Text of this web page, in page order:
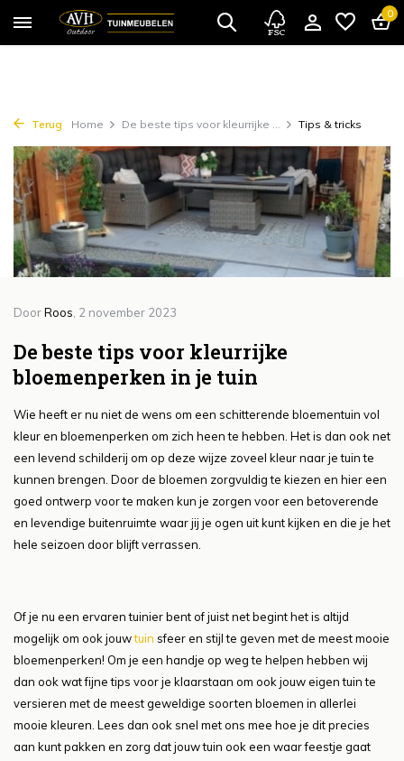
{!!% include 'snippets/cta.rain' %!!} 0
Terug Home De beste tips voor kleurrijke ... Tips & tricks
DoorRoos , 2 november 2023
De beste tips voor kleurrijke
bloemenperken in je tuin
Wie heeft er nu niet de wens om een schitterende bloementuin vol
kleur en bloemenperken om zich heen te hebben. Het is dan ook net
een levend schilderij om op deze wijze zoveel kleur naar je tuin te
kunnen brengen. Door de bloemen zorgvuldig te kiezen en hier een
goed ontwerp voor te maken kun je zorgen voor een betoverende
en levendige buitenruimte waar jij je ogen uit kunt kijken en die je het
hele seizoen door blijft verrassen.
Of je nu een ervaren tuinier bent of juist net begint het is altijd
mogelijk om ook jouwtuin sfeer en stijl te geven met de meest mooie
bloemenperken! Om je een handje op weg te helpen hebben wij
dan ook wat fijne tips voor je klaarstaan om ook jouw eigen tuin te
versieren met de meest geweldige soorten bloemen in allerlei
mooie kleuren. Lees dan ook snel met ons mee hoe je dit precies
aan kunt pakken en zorg dat jouw tuin ook een waar feestje gaat